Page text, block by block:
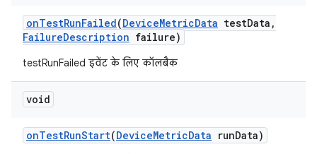
onTestRunFailed(DeviceMetricData testData ,
FailureDescription failure)
testRunFailed इवेंट के लिए कॉलबैक
void
onTestRunStart(DeviceMetricData runData)